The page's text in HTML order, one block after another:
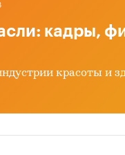
кадры,
красоты и